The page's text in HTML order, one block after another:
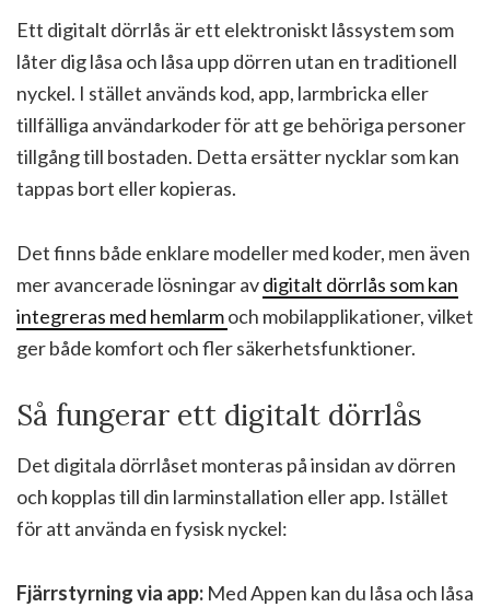
Ett digitalt dörrlås är ett elektroniskt låssystem som
låter dig låsa och låsa upp dörren utan en traditionell
nyckel. I stället används kod, app, larmbricka eller
tillfälliga användarkoder för att ge behöriga personer
tillgång till bostaden. Detta ersätter nycklar som kan
tappas bort eller kopieras.
Det finns både enklare modeller med koder, men även
mer avancerade lösningar avdigitalt dörrlås som kan
integreras med hemlarmoch mobilapplikationer, vilket
ger både komfort och fler säkerhetsfunktioner.
Så fungerar ett digitalt dörrlås
Det digitala dörrlåset monteras på insidan av dörren
och kopplas till din larminstallation eller app. Istället
för att använda en fysisk nyckel:
Fjärrstyrning via app: Med Appen kan du låsa och låsa